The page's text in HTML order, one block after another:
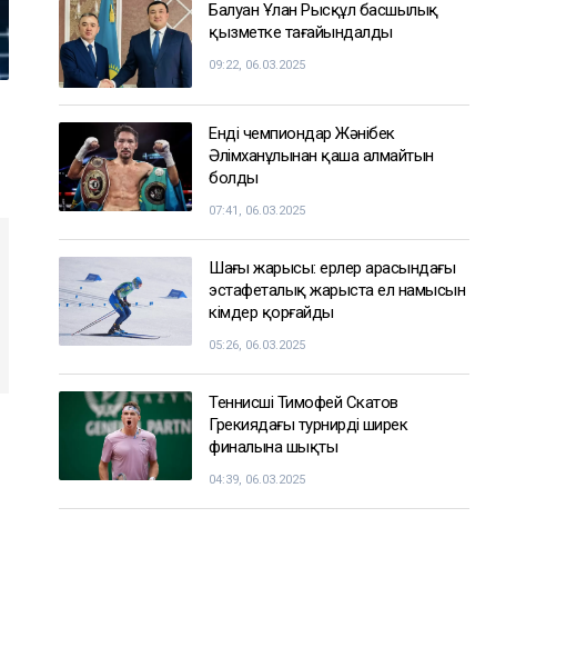
Балуан Ұлан Рысқұл басшылық
қызметке тағайындалды
09:22, 06.03.2025
Енді чемпиондар Жәнібек
Әлімханұлынан қаша алмайтын
болды
07:41, 06.03.2025
Шаңғы жарысы: ерлер арасындағы
эстафеталық жарыста ел намысын
кімдер қорғайды
05:26, 06.03.2025
Теннисші Тимофей Скатов
Грекиядағы турнирдің ширек
финалына шықты
04:39, 06.03.2025